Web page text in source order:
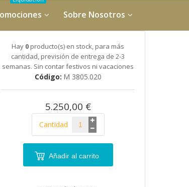
Sobre Nosotros
Hay 0 producto(s) en stock, para más
cantidad, previsión de entrega de 2-3
semanas. Sin contar festivos ni vacaciones
Código M 3805.020
5.250,00 €
Cantidad
Añadir al carrito